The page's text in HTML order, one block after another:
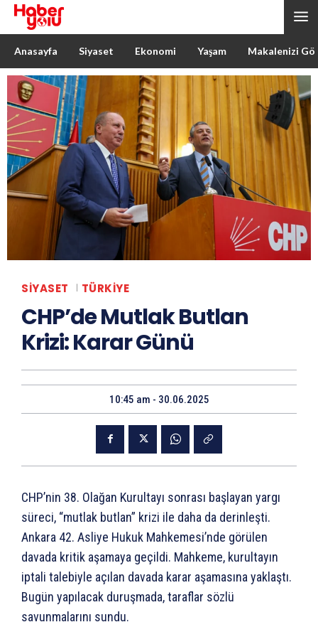
Anasayfa Siyaset Ekonomi Yaşam Makalenizi
SIYASET TÜRKIYE
CHP’de Mutlak Butlan
Krizi: Karar Günü
10:45 am - 30.06.2025
CHP’nin 38. Olağan Kurultayı sonrası başlayan yargı
süreci, “mutlak butlan” krizi ile daha da derinleşti.
Ankara 42. Asliye Hukuk Mahkemesi’nde görülen
davada kritik aşamaya geçildi. Mahkeme, kurultayın
iptali talebiyle açılan davada karar aşamasına yaklaştı.
Bugün yapılacak duruşmada, taraflar sözlü
savunmalarını sundu.